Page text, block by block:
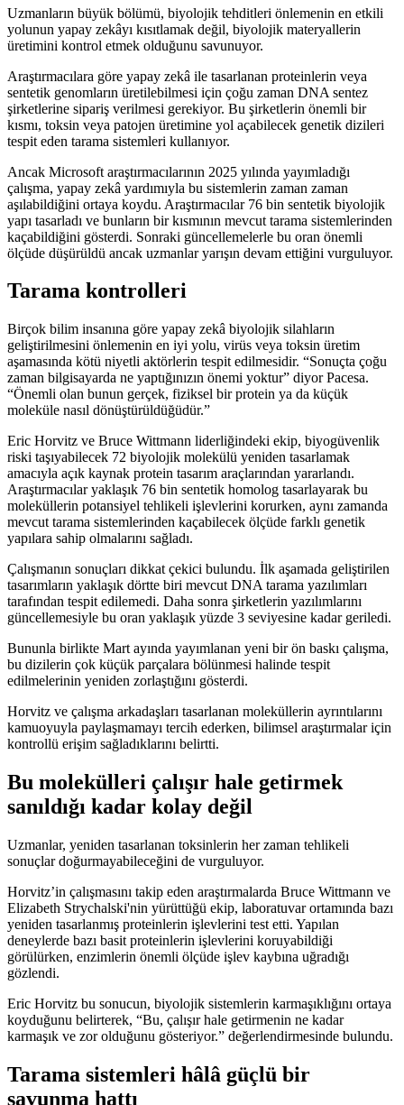
Uzmanların büyük bölümü, biyolojik tehditleri önlemenin en etkili
yolunun yapay zekâyı kısıtlamak değil, biyolojik materyallerin
üretimini kontrol etmek olduğunu savunuyor.
Araştırmacılara göre yapay zekâ ile tasarlanan proteinlerin veya
sentetik genomların üretilebilmesi için çoğu zaman DNA sentez
şirketlerine sipariş verilmesi gerekiyor. Bu şirketlerin önemli bir
kısmı, toksin veya patojen üretimine yol açabilecek genetik dizileri
tespit eden tarama sistemleri kullanıyor.
Ancak Microsoft araştırmacılarının 2025 yılında yayımladığı
çalışma, yapay zekâ yardımıyla bu sistemlerin zaman zaman
aşılabildiğini ortaya koydu. Araştırmacılar 76 bin sentetik biyolojik
yapı tasarladı ve bunların bir kısmının mevcut tarama sistemlerinden
kaçabildiğini gösterdi. Sonraki güncellemelerle bu oran önemli
ölçüde düşürüldü ancak uzmanlar yarışın devam ettiğini vurguluyor.
Tarama kontrolleri
Birçok bilim insanına göre yapay zekâ biyolojik silahların
geliştirilmesini önlemenin en iyi yolu, virüs veya toksin üretim
aşamasında kötü niyetli aktörlerin tespit edilmesidir. “Sonuçta çoğu
zaman bilgisayarda ne yaptığınızın önemi yoktur” diyor Pacesa.
“Önemli olan bunun gerçek, fiziksel bir protein ya da küçük
moleküle nasıl dönüştürüldüğüdür.”
Eric Horvitz ve Bruce Wittmann liderliğindeki ekip, biyogüvenlik
riski taşıyabilecek 72 biyolojik molekülü yeniden tasarlamak
amacıyla açık kaynak protein tasarım araçlarından yararlandı.
Araştırmacılar yaklaşık 76 bin sentetik homolog tasarlayarak bu
moleküllerin potansiyel tehlikeli işlevlerini korurken, aynı zamanda
mevcut tarama sistemlerinden kaçabilecek ölçüde farklı genetik
yapılara sahip olmalarını sağladı.
Çalışmanın sonuçları dikkat çekici bulundu. İlk aşamada geliştirilen
tasarımların yaklaşık dörtte biri mevcut DNA tarama yazılımları
tarafından tespit edilemedi. Daha sonra şirketlerin yazılımlarını
güncellemesiyle bu oran yaklaşık yüzde 3 seviyesine kadar geriledi.
Bununla birlikte Mart ayında yayımlanan yeni bir ön baskı çalışma,
bu dizilerin çok küçük parçalara bölünmesi halinde tespit
edilmelerinin yeniden zorlaştığını gösterdi.
Horvitz ve çalışma arkadaşları tasarlanan moleküllerin ayrıntılarını
kamuoyuyla paylaşmamayı tercih ederken, bilimsel araştırmalar için
kontrollü erişim sağladıklarını belirtti.
Bu molekülleri çalışır hale getirmek
sanıldığı kadar kolay değil
Uzmanlar, yeniden tasarlanan toksinlerin her zaman tehlikeli
sonuçlar doğurmayabileceğini de vurguluyor.
Horvitz’in çalışmasını takip eden araştırmalarda Bruce Wittmann ve
Elizabeth Strychalski'nin yürüttüğü ekip, laboratuvar ortamında bazı
yeniden tasarlanmış proteinlerin işlevlerini test etti. Yapılan
deneylerde bazı basit proteinlerin işlevlerini koruyabildiği
görülürken, enzimlerin önemli ölçüde işlev kaybına uğradığı
gözlendi.
Eric Horvitz bu sonucun, biyolojik sistemlerin karmaşıklığını ortaya
koyduğunu belirterek, “Bu, çalışır hale getirmenin ne kadar
karmaşık ve zor olduğunu gösteriyor.” değerlendirmesinde bulundu.
Tarama sistemleri hâlâ güçlü bir
savunma hattı